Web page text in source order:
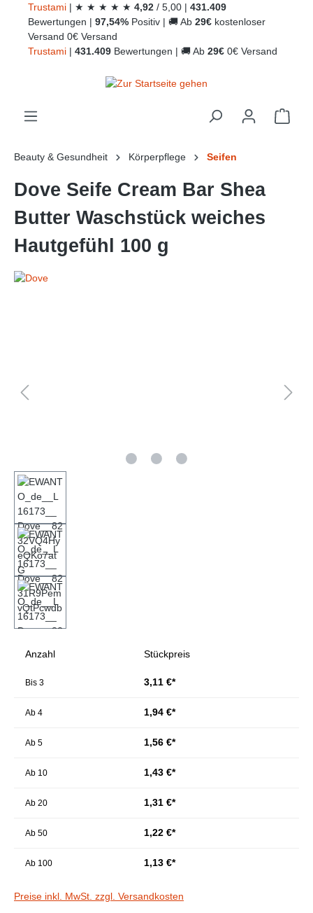
Trustami | ★ ★ ★ ★ ★ 4,92 / 5,00 | 431.409
Bewertungen | 97,54% Positiv | 🚚 Ab 29€ kostenloser
Versand 0€ Versand
Trustami | 431.409 Bewertungen | 🚚 Ab 29€ 0€ Versand
Beauty & Gesundheit Körperpflege Seifen
Dove Seife Cream Bar Shea
Butter Waschstück weiches
Hautgefühl 100 g
Anzahl Stückpreis
Bis 3 3,11 €*
Ab 4 1,94 €*
Ab 5 1,56 €*
Ab 10 1,43 €*
Ab 20 1,31 €*
Ab 50 1,22 €*
Ab 100 1,13 €*
Preise inkl. MwSt. zzgl. Versandkosten